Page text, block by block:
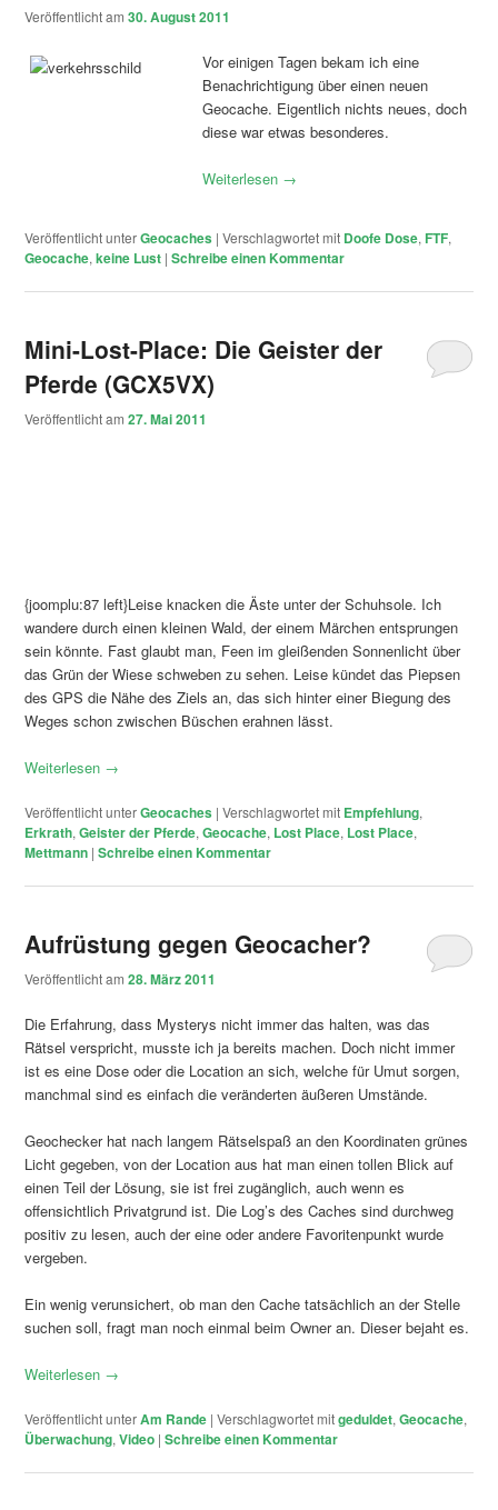
Veröffentlicht am30. August 2011
Vor einigen Tagen bekam ich eine
Benachrichtigung über einen neuen
Geocache. Eigentlich nichts neues, doch
diese war etwas besonderes.
Weiterlesen →
Veröffentlicht unterGeocaches |Verschlagwortet mit Doofe Dose,FTF,
Geocache,keine Lust |Schreibe einen Kommentar
Mini-Lost-Place: Die Geister der
Pferde (GCX5VX)
Veröffentlicht am27. Mai 2011
{joomplu:87 left}Leise knacken die Äste unter der Schuhsole. Ich
wandere durch einen kleinen Wald, der einem Märchen entsprungen
sein könnte. Fast glaubt man, Feen im gleißenden Sonnenlicht über
das Grün der Wiese schweben zu sehen. Leise kündet das Piepsen
des GPS die Nähe des Ziels an, das sich hinter einer Biegung des
Weges schon zwischen Büschen erahnen lässt.
Weiterlesen →
Veröffentlicht unterGeocaches |Verschlagwortet mit Empfehlung,
Erkrath,Geister der Pferde,Geocache, Lost Place, Lost Place,
Mettmann |Schreibe einen Kommentar
Aufrüstung gegen Geocacher?
Veröffentlicht am28. März 2011
Die Erfahrung, dass Mysterys nicht immer das halten, was das
Rätsel verspricht, musste ich ja bereits machen. Doch nicht immer
ist es eine Dose oder die Location an sich, welche für Umut sorgen,
manchmal sind es einfach die veränderten äußeren Umstände.
Geochecker hat nach langem Rätselspaß an den Koordinaten grünes
Licht gegeben, von der Location aus hat man einen tollen Blick auf
einen Teil der Lösung, sie ist frei zugänglich, auch wenn es
offensichtlich Privatgrund ist. Die Log’s des Caches sind durchweg
positiv zu lesen, auch der eine oder andere Favoritenpunkt wurde
vergeben.
Ein wenig verunsichert, ob man den Cache tatsächlich an der Stelle
suchen soll, fragt man noch einmal beim Owner an. Dieser bejaht es.
Weiterlesen →
Veröffentlicht unterAm Rande |Verschlagwortet mitgeduldet,Geocache,
Überwachung,Video |Schreibe einen Kommentar